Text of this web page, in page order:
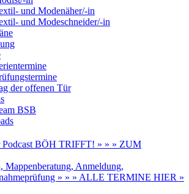
und Modenäher/-in
und Modeschneider/-in
der offenen Tür
BSB
BÖH TRIFFT! » » » ZUM
Mappenberatung, Anmeldung,
» » » ALLE TERMINE HIER »